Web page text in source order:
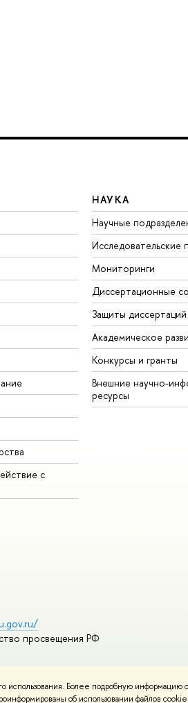
Более подробную информацию
об использовании файлов
с
НАУКА
Научные
Исследовательские
Мониторинги
Диссертационные
Защиты диссертаций
Академическое
Конкурсы и гранты
Внешние научно-
ресурсы
просвещения РФ
Политика конфиденциальности